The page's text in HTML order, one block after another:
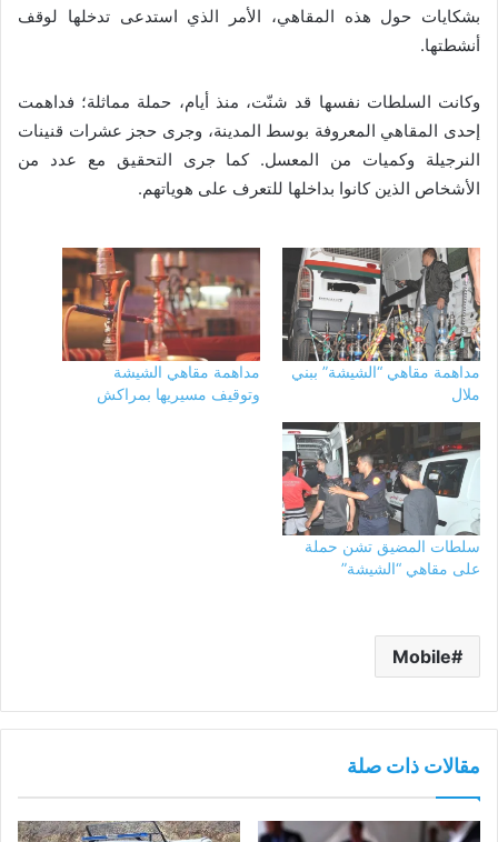
بشكايات حول هذه المقاهي، الأمر الذي استدعى تدخلها لوقف
أنشطتها.
وكانت السلطات نفسها قد شنّت، منذ أيام، حملة مماثلة؛ فداهمت
إحدى المقاهي المعروفة بوسط المدينة، وجرى حجز عشرات قنينات
النرجيلة وكميات من المعسل. كما جرى التحقيق مع عدد من
الأشخاص الذين كانوا بداخلها للتعرف على هوياتهم.
مداهمة مقاهي “الشيشة” ببني
ملال
مداهمة مقاهي الشيشة
وتوقيف مسيريها بمراكش
سلطات المضيق تشن حملة
على مقاهي “الشيشة”
Mobile
مقالات ذات صلة